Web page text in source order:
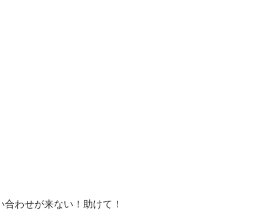
わせが来ない！助けて！